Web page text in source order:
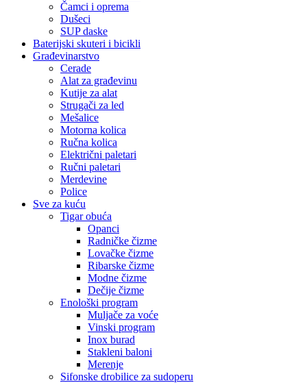
Čamci i oprema
Dušeci
SUP daske
Baterijski skuteri i bicikli
Građevinarstvo
Cerade
Alat za građevinu
Kutije za alat
Strugači za led
Mešalice
Motorna kolica
Ručna kolica
Električni paletari
Ručni paletari
Merdevine
Police
Sve za kuću
Tigar obuća
Opanci
Radničke čizme
Lovačke čizme
Ribarske čizme
Modne čizme
Dečije čizme
Enološki program
Muljače za voće
Vinski program
Inox burad
Stakleni baloni
Merenje
Sifonske drobilice za sudoperu